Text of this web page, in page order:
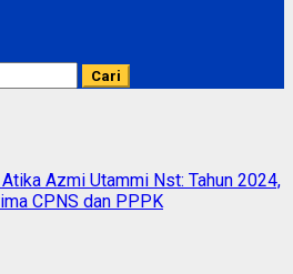
Azmi Utammi Nst: Tahun 2024,
CPNS dan PPPK